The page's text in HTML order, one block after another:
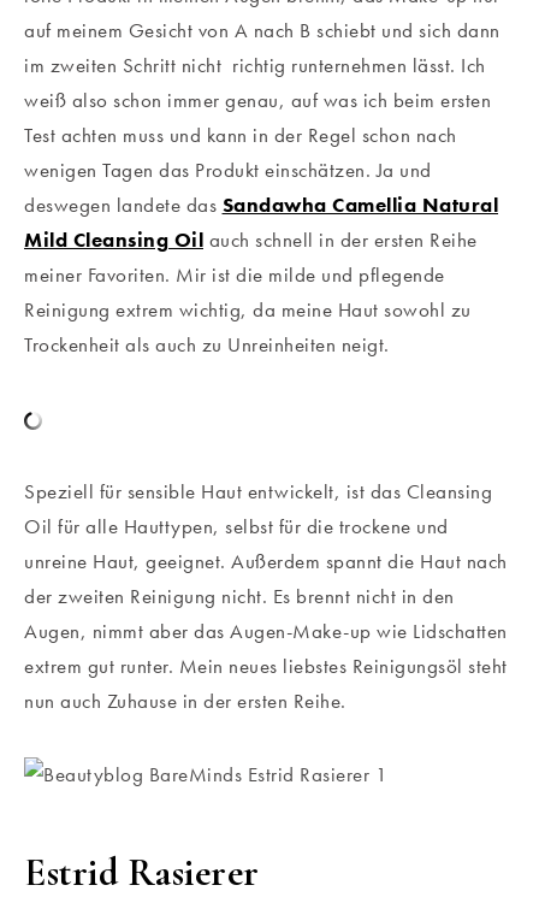
auf meinem Gesicht von A nach B schiebt und sich dann
im zweiten Schritt nicht richtig runternehmen lässt. Ich
weiß also schon immer genau, auf was ich beim ersten
Test achten muss und kann in der Regel schon nach
wenigen Tagen das Produkt einschätzen. Ja und
deswegen landete das Sandawha Camellia Natural
Mild Cleansing Oil auch schnell in der ersten Reihe
meiner Favoriten. Mir ist die milde und pflegende
Reinigung extrem wichtig, da meine Haut sowohl zu
Trockenheit als auch zu Unreinheiten neigt.
Speziell für sensible Haut entwickelt, ist das Cleansing
Oil für alle Hauttypen, selbst für die trockene und
unreine Haut, geeignet. Außerdem spannt die Haut nach
der zweiten Reinigung nicht. Es brennt nicht in den
Augen, nimmt aber das Augen-Make-up wie Lidschatten
extrem gut runter. Mein neues liebstes Reinigungsöl steht
nun auch Zuhause in der ersten Reihe.
Estrid Rasierer